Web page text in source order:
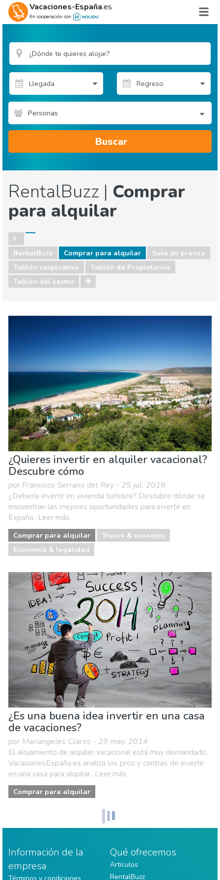
Vacaciones-España.es
En cooperación con
Personas
Buscar
RentalBuzz | Comprar
para alquilar
RentalBuzz Comprar para alquilar
Sala de prensa
Tablón corporativo
Tablón de Propietarios
Tablón del sector
Sala de prensa
Tablón corporativo
¿Quieres invertir en alquiler vacacional?
Descubre cómo
por Francisco Serrano del Rey - 25 jul. 2018
¿Debería invertir en vivienda turística? Descubre dónde se
encuentran las mejores oportunidades para invertir en
España...Leer más
Comprar para alquilar
Trucos & consejos
Economía & legalidad
¿Es una buena idea invertir en una casa
de vacaciones?
por Mariangeles Claros - 29 may. 2014
El alojamiento de alquiler vacacional está muy demandado.
VacacionesEspaña.es analiza los pros y contras de invertir
en una casa para alquilar...Leer más
Comprar para alquilar
Información de la
empresa
Qué ofrecemos
Articulos
RentalBuzz